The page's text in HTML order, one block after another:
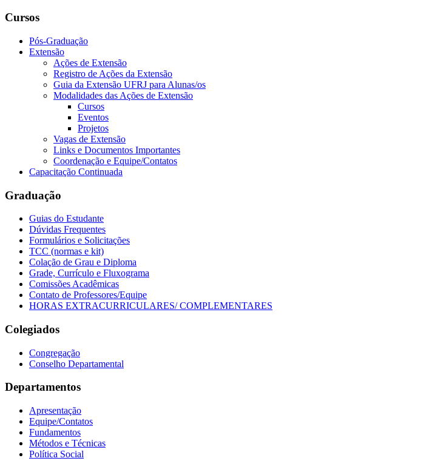
Cursos
Pós-Graduação
Extensão
Ações de Extensão
Registro de Ações da Extensão
Guia da Extensão UFRJ para Alunas/os
Modalidades das Ações de Extensão
Cursos
Eventos
Projetos
Vagas de Extensão
Links e Documentos Importantes
Coordenação e Equipe/Contatos
Capacitação Continuada
Graduação
Guias do Estudante
Dúvidas Frequentes
Formulários e Solicitações
TCC (normas e kit)
Colação de Grau e Diploma
Grade, Currículo e Fluxograma
Comissões Acadêmicas
Contato de Professores/Equipe
HORAS EXTRACURRICULARES/ COMPLEMENTARES
Colegiados
Congregação
Conselho Departamental
Departamentos
Apresentação
Equipe/Contatos
Fundamentos
Métodos e Técnicas
Política Social